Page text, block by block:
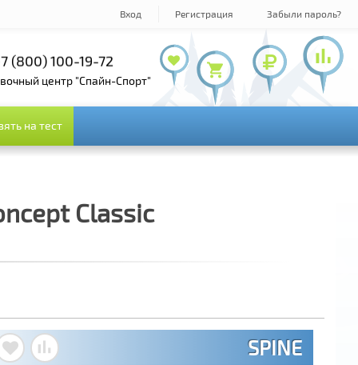
Вход Регистрация Забыли пароль?
+7 (495) 143-73-73
(800) 100-19-72 +7 (495) 978-61-54
центр "Спайн-Спорт"
на тест
на тест
Classic
SPINE